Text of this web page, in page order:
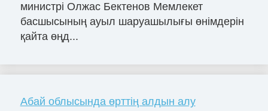
министрі Олжас Бектенов Мемлекет
басшысының ауыл шаруашылығы өнімдерін
қайта өңд...
Абай облысында өрттің алдын алу